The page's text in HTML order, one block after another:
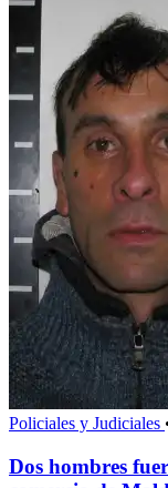
Policiales y Judiciales
Dos hombres